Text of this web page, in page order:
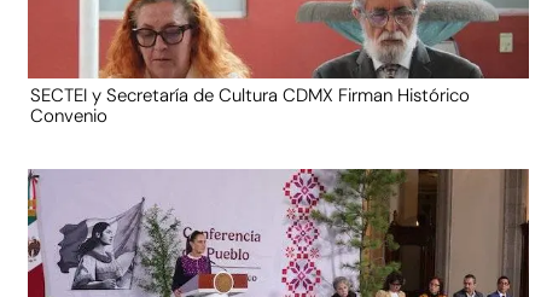
SECTEI y Secretaría de Cultura CDMX Firman Histórico
Convenio